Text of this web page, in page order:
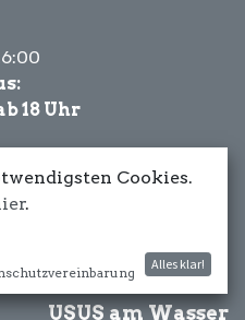
18 Uhr
USUS am Wasser
Cookies.
.
Alles klar!